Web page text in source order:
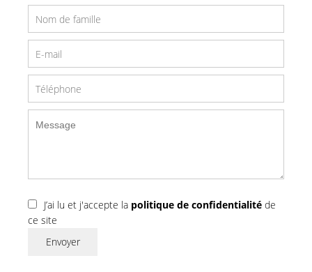
J’ai lu et j'accepte la politique de confidentialité de
ce site
Envoyer